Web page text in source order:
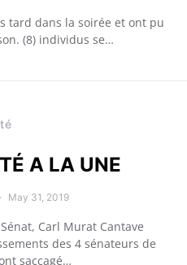
tard dans la soirée et ont pu
(8) individus se…
A LA UNE
May 31, 2019
Carl Murat Cantave
des 4 sénateurs de
saccagé…